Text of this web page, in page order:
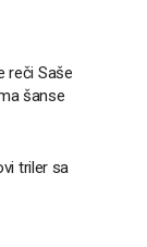
reči Saše
šanse
triler sa